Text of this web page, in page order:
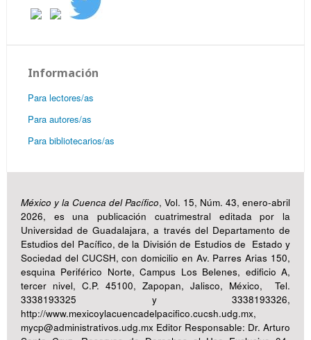
Información
Para lectores/as
Para autores/as
Para bibliotecarios/as
México y la Cuenca del Pacífico, Vol. 15, Núm. 43, enero-abril
2026, es una publicación cuatrimestral editada por la
Universidad de Guadalajara, a través del Departamento de
Estudios del Pacífico, de la División de Estudios de Estado y
Sociedad del CUCSH, con domicilio en Av. Parres Arias 150,
esquina Periférico Norte, Campus Los Belenes, edificio A,
tercer nivel, C.P. 45100, Zapopan, Jalisco, México, Tel.
3338193325 y 3338193326,
http://www.mexicoylacuencadelpacifico.cucsh.udg.mx,
mycp@administrativos.udg.mx Editor Responsable: Dr. Arturo